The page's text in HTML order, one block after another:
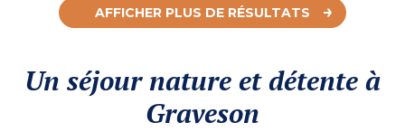
AFFICHER PLUS DE RÉSULTATS
Un séjour nature et détente à
Graveson